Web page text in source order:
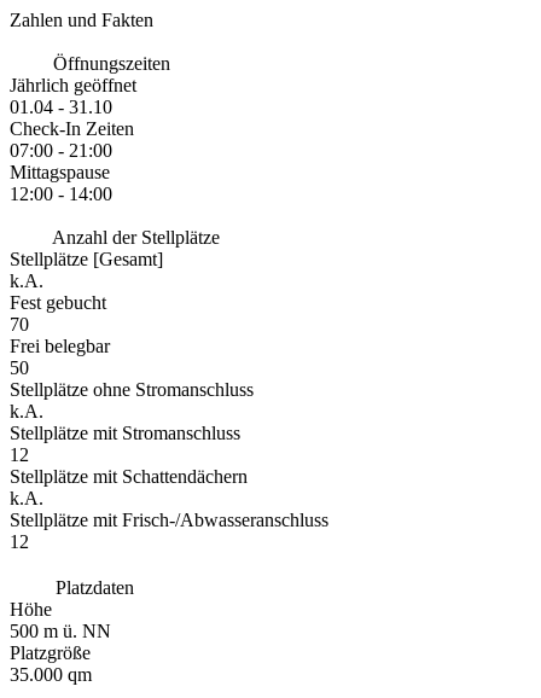
Zahlen und Fakten
Öffnungszeiten
Jährlich geöffnet
01.04 - 31.10
Check-In Zeiten
07:00 - 21:00
Mittagspause
12:00 - 14:00
Anzahl der Stellplätze
Stellplätze [Gesamt]
k.A.
Fest gebucht
70
Frei belegbar
50
Stellplätze ohne Stromanschluss
k.A.
Stellplätze mit Stromanschluss
12
Stellplätze mit Schattendächern
k.A.
Stellplätze mit Frisch-/Abwasseranschluss
12
Platzdaten
Höhe
500 m ü. NN
Platzgröße
35.000 qm